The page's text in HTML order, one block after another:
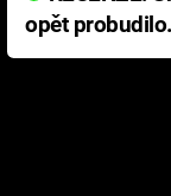
opět
přichází s